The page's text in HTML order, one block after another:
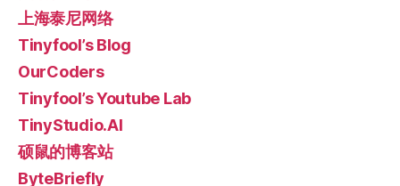
上海泰尼网络
Tinyfool’s Blog
OurCoders
Tinyfool’s Youtube Lab
TinyStudio.AI
硕鼠的博客站
ByteBriefly